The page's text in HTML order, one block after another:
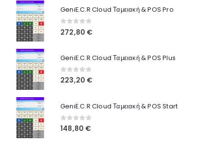
GeniE.C.R Cloud Ταμειακή & POS Pro
0out of 5
272,80 €
GeniE.C.R Cloud Ταμειακή & POS Plus
0out of 5
223,20 €
GeniE.C.R Cloud Ταμειακή & POS Start
0out of 5
148,80 €